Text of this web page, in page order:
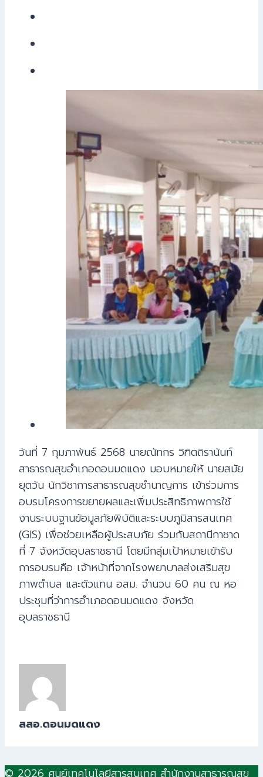
วันที่ 7 กุมภาพันธ์ 2568 นายณัทกร วิฑิตถิรานันท์
สาธารณสุขอำเภอดอนมดแดง มอบหมายให้ นายสมัย
ยุตวัน นักวิชาการสาธารณสุขชำนาญการ เข้าร่วมการ
อบรมโครงการขยายผลและเพิ่มประสิทธิภาพการใช้
งานระบบฐานข้อมูลภัยพิบัติและระบบภูมิสารสนเทศ
(GIS) เพื่อช่วยเหลือผู้ประสบภัย ร่วมกับสถานีกาชาด
ที่ 7 จังหวัดอุบลราชธานี โดยมีกลุ่มเป้าหมายเข้ารับ
การอบรมคือ เจ้าหน้าที่จากโรงพยาบาลส่งเสริมสุข
ภาพตำบล และตัวแทน อสม. จำนวน 60 คน ณ หอ
ประชุมที่ว่าการอำเภอดอนมดแดง จังหวัด
อุบลราชธานี
สสอ.ดอนมดแดง
© 2026 ศูนย์เทคโนโลยีสารสนเทศ สำนักงานสาธารณสุข